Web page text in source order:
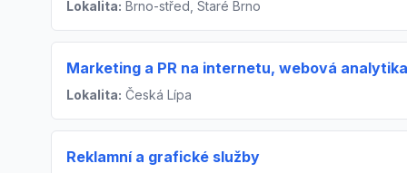
Lokalita: Brno-střed, Staré Brno
Marketing a PR na internetu, webová analytika
Lokalita: Česká Lípa
Reklamní a grafické služby